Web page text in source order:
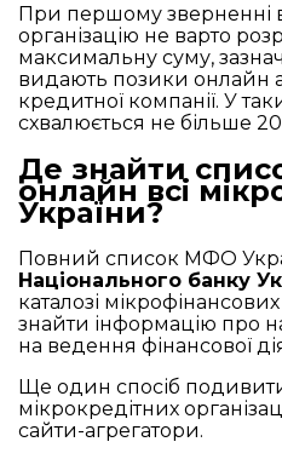
При першому зверненні
організацію не варто
максимальну суму,
видають позики онлайн
кредитної компанії. У
схвалюється не більше
Де знайти
онлайн всі
України?
Повний список МФО
Національного банку
каталозі
знайти інформацію про
на ведення фінансової
Ще один спосіб
мікрокредітних
сайти-агрегатори.